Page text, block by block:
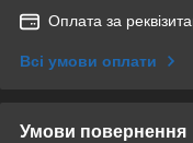
Оплата за
Всі умови оплати
Умови повернення